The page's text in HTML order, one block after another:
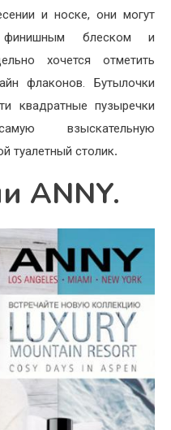
и носке, они могут
финишным блеском и
хочется отметить
флаконов. Бутылочки
квадратные пузыречки
взыскательную
туалетный столик.
ANNY.